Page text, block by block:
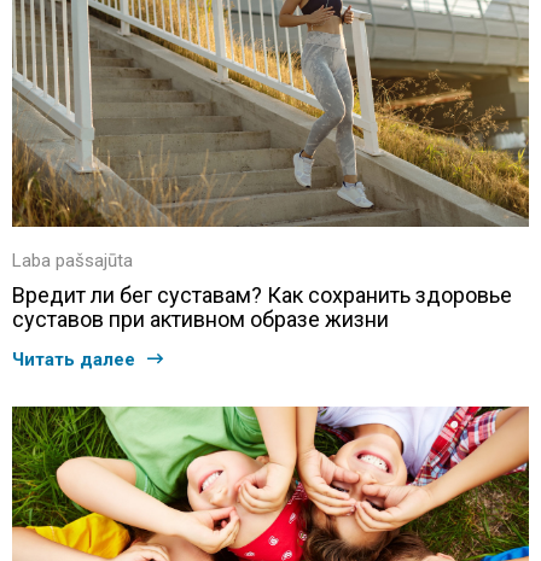
Laba pašsajūta
Вредит ли бег суставам? Как сохранить здоровье
суставов при активном образе жизни
Читать далее